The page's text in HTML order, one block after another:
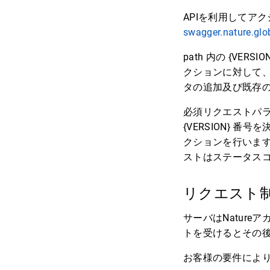
APIを利用してア
path 内の
クションに対して
タの追加及び既存
必須リクエストパ
{VERSION} 番号を
クションを行いま
ストはステータス
リクエスト
サーバはNatureア
トを受けるとその
お客様の要件によ